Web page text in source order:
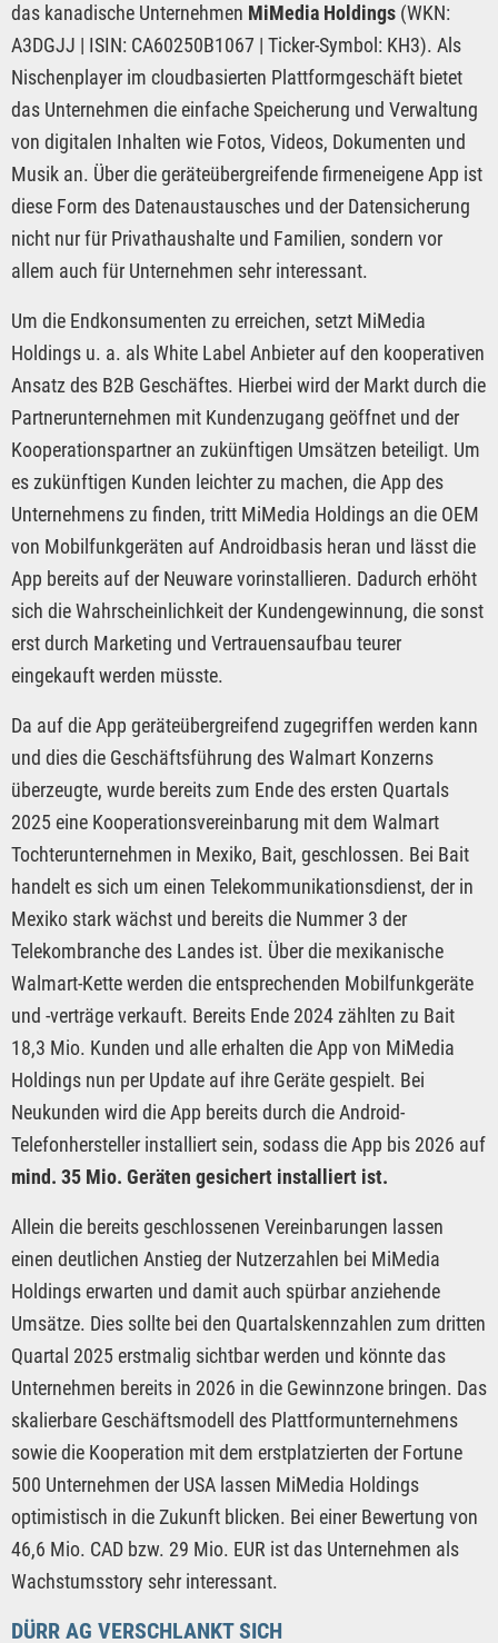
das kanadische Unternehmen MiMedia Holdings (WKN:
A3DGJJ | ISIN: CA60250B1067 | Ticker-Symbol: KH3). Als
Nischenplayer im cloudbasierten Plattformgeschäft bietet
das Unternehmen die einfache Speicherung und Verwaltung
von digitalen Inhalten wie Fotos, Videos, Dokumenten und
Musik an. Über die geräteübergreifende firmeneigene App ist
diese Form des Datenaustausches und der Datensicherung
nicht nur für Privathaushalte und Familien, sondern vor
allem auch für Unternehmen sehr interessant.
Um die Endkonsumenten zu erreichen, setzt MiMedia
Holdings u. a. als White Label Anbieter auf den kooperativen
Ansatz des B2B Geschäftes. Hierbei wird der Markt durch die
Partnerunternehmen mit Kundenzugang geöffnet und der
Kooperationspartner an zukünftigen Umsätzen beteiligt. Um
es zukünftigen Kunden leichter zu machen, die App des
Unternehmens zu finden, tritt MiMedia Holdings an die OEM
von Mobilfunkgeräten auf Androidbasis heran und lässt die
App bereits auf der Neuware vorinstallieren. Dadurch erhöht
sich die Wahrscheinlichkeit der Kundengewinnung, die sonst
erst durch Marketing und Vertrauensaufbau teurer
eingekauft werden müsste.
Da auf die App geräteübergreifend zugegriffen werden kann
und dies die Geschäftsführung des Walmart Konzerns
überzeugte, wurde bereits zum Ende des ersten Quartals
2025 eine Kooperationsvereinbarung mit dem Walmart
Tochterunternehmen in Mexiko, Bait, geschlossen. Bei Bait
handelt es sich um einen Telekommunikationsdienst, der in
Mexiko stark wächst und bereits die Nummer 3 der
Telekombranche des Landes ist. Über die mexikanische
Walmart-Kette werden die entsprechenden Mobilfunkgeräte
und -verträge verkauft. Bereits Ende 2024 zählten zu Bait
18,3 Mio. Kunden und alle erhalten die App von MiMedia
Holdings nun per Update auf ihre Geräte gespielt. Bei
Neukunden wird die App bereits durch die Android-
Telefonhersteller installiert sein, sodass die App bis 2026 auf
mind. 35 Mio. Geräten gesichert installiert ist.
Allein die bereits geschlossenen Vereinbarungen lassen
einen deutlichen Anstieg der Nutzerzahlen bei MiMedia
Holdings erwarten und damit auch spürbar anziehende
Umsätze. Dies sollte bei den Quartalskennzahlen zum dritten
Quartal 2025 erstmalig sichtbar werden und könnte das
Unternehmen bereits in 2026 in die Gewinnzone bringen. Das
skalierbare Geschäftsmodell des Plattformunternehmens
sowie die Kooperation mit dem erstplatzierten der Fortune
500 Unternehmen der USA lassen MiMedia Holdings
optimistisch in die Zukunft blicken. Bei einer Bewertung von
46,6 Mio. CAD bzw. 29 Mio. EUR ist das Unternehmen als
Wachstumsstory sehr interessant.
DÜRR AG VERSCHLANKT SICH